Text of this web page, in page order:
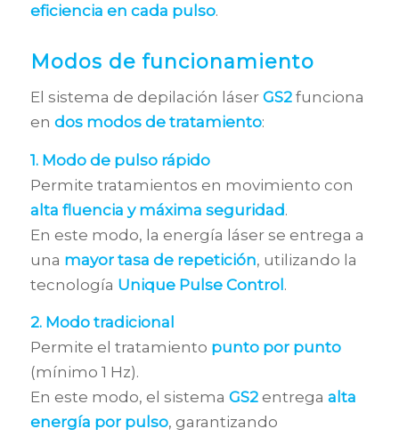
eficiencia en cada pulso.
Modos de funcionamiento
El sistema de depilación láser GS2funciona
en dos modos de tratamiento:
1. Modo de pulso rápido
Permite tratamientos en movimiento con
alta fluencia y máxima seguridad.
En este modo, la energía láser se entrega a
una mayor tasa de repetición, utilizando la
tecnología Unique Pulse Control.
2. Modo tradicional
Permite el tratamiento punto por punto
(mínimo 1 Hz).
En este modo, el sistema GS2entrega alta
energía por pulso, garantizando